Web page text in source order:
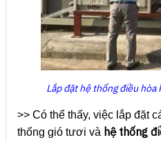
Lắp đặt hệ thống điều hòa
>> Có thể thấy, việc lắp đặt
thống gió tươi và hệ thống